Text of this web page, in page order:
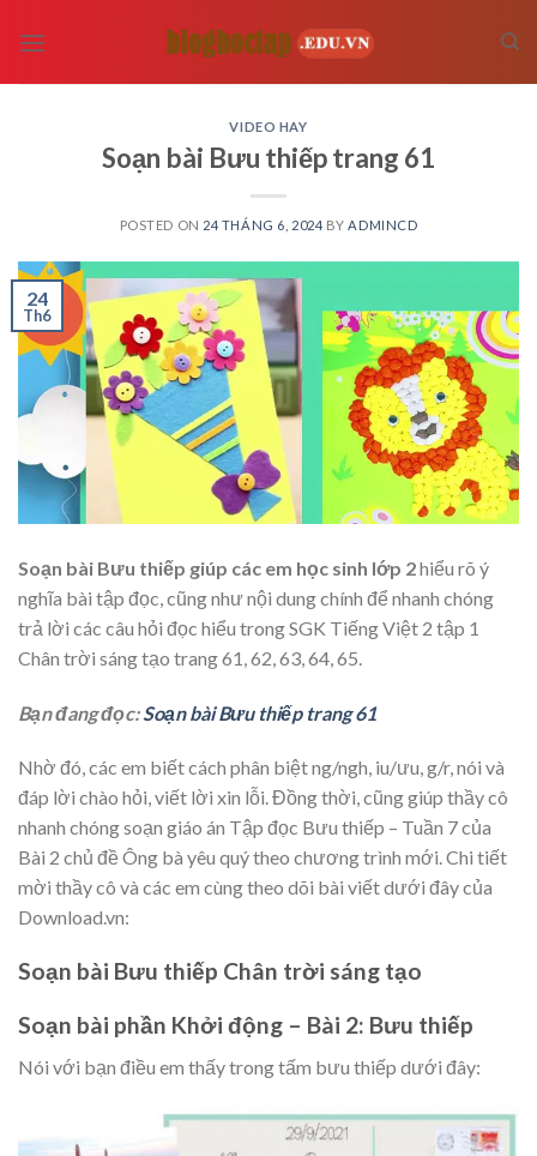
VIDEO HAY
Soạn bài Bưu thiếp trang 61
POSTED ON 24 THÁNG 6, 2024 BY ADMINCD
24
Th6
Soạn bài Bưu thiếp giúp các em học sinh lớp 2hiểu rõ ý
nghĩa bài tập đọc, cũng như nội dung chính để nhanh chóng
trả lời các câu hỏi đọc hiểu trong SGK Tiếng Việt 2 tập 1
Chân trời sáng tạo trang 61, 62, 63, 64, 65.
Bạn đang đọc:Soạn bài Bưu thiếp trang 61
Nhờ đó, các em biết cách phân biệt ng/ngh, iu/ưu, g/r, nói và
đáp lời chào hỏi, viết lời xin lỗi. Đồng thời, cũng giúp thầy cô
nhanh chóng soạn giáo án Tập đọc Bưu thiếp – Tuần 7 của
Bài 2 chủ đề Ông bà yêu quý theo chương trình mới. Chi tiết
mời thầy cô và các em cùng theo dõi bài viết dưới đây của
Download.vn:
Soạn bài Bưu thiếp Chân trời sáng tạo
Soạn bài phần Khởi động – Bài 2: Bưu thiếp
Nói với bạn điều em thấy trong tấm bưu thiếp dưới đây: